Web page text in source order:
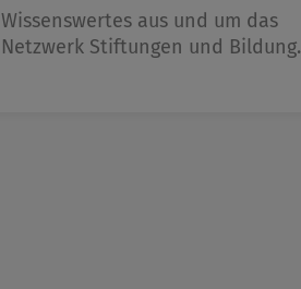
Wissenswertes aus und um das
Netzwerk Stiftungen und Bildung.